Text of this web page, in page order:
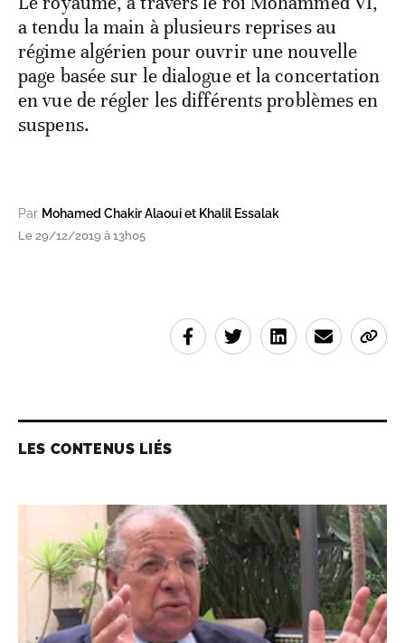
a tendu la main à plusieurs reprises au
régime algérien pour ouvrir une nouvelle
page basée sur le dialogue et la concertation
en vue de régler les différents problèmes en
suspens.
Par Mohamed Chakir Alaoui et Khalil Essalak
Le 29/12/2019 à 13h05
LES CONTENUS LIÉS